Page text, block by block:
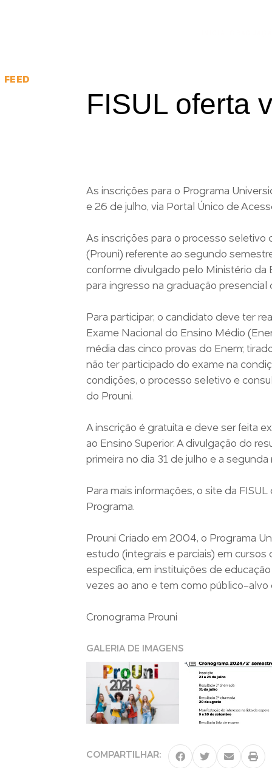
FEED
FISUL oferta
As inscrições para o Programa
e 26 de julho, via Portal Único de
As inscrições para o processo seletivo
(Prouni) referente ao segundo
conforme divulgado pelo Ministério da
para ingresso na graduação
Para participar, o candidato deve ter
Exame Nacional do Ensino Médio
média das cinco provas do Enem;
não ter participado do exame na
condições, o processo seletivo e
do Prouni.
A inscrição é gratuita e deve ser feita
ao Ensino Superior. A divulgação do
primeira no dia 31 de julho e a
Para mais informações, o site da
Programa.
Prouni Criado em 2004, o Programa
estudo (integrais e parciais) em
específica, em instituições de
vezes ao ano e tem como público-
Cronograma Prouni
GALERIA DE IMAGENS
COMPARTILHAR: